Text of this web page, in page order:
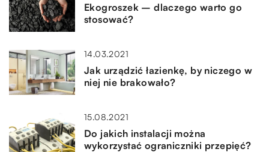
Ekogroszek – dlaczego warto go
stosować?
14.03.2021
Jak urządzić łazienkę, by niczego w
niej nie brakowało?
15.08.2021
Do jakich instalacji można
wykorzystać ograniczniki przepięć?